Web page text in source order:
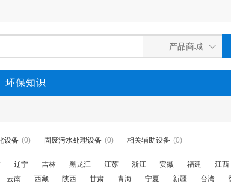
环保知识
设备 (0) 固废污水处理设备 (0) 相关辅助设备 (0)
辽宁 吉林 黑龙江 江苏 浙江 安徽 福建 江西
云南 西藏 陕西 甘肃 青海 宁夏 新疆 台湾